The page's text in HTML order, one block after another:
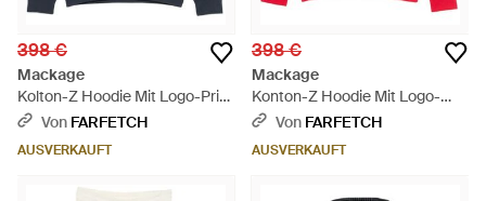
398 €
Mackage
Kolton-Z Hoodie Mit Logo-Print
- Blau
Von FARFETCH
AUSVERKAUFT
398 €
Mackage
Konton-Z Hoodie Mit Logo-
Print - Rot
Von FARFETCH
AUSVERKAUFT